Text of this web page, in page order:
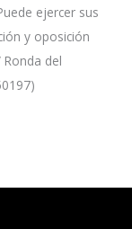
ejercer sus
y oposición
del